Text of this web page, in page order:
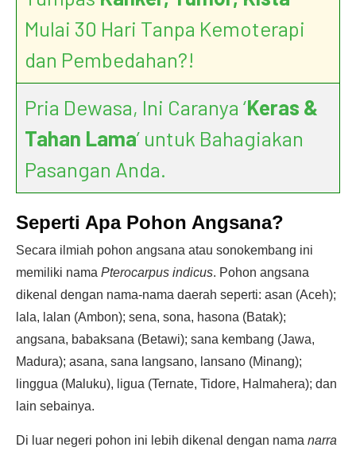
Mulai 30 Hari Tanpa Kemoterapi
dan Pembedahan?!
Pria Dewasa, Ini Caranya ‘Keras &
Tahan Lama’ untuk Bahagiakan
Pasangan Anda.
Seperti Apa Pohon Angsana?
Secara ilmiah pohon angsana atau sonokembang ini
memiliki nama Pterocarpus indicus. Pohon angsana
dikenal dengan nama-nama daerah seperti: asan (Aceh);
lala, lalan (Ambon); sena, sona, hasona (Batak);
angsana, babaksana (Betawi); sana kembang (Jawa,
Madura); asana, sana langsano, lansano (Minang);
linggua (Maluku), ligua (Ternate, Tidore, Halmahera); dan
lain sebainya.
Di luar negeri pohon ini lebih dikenal dengan nama narra